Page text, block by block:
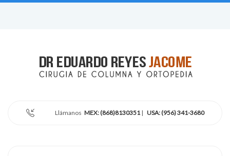
Llámanos MEX: (868)8130351| USA: (956) 341-3680